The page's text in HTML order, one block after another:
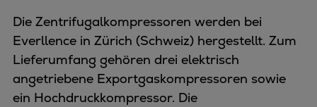
Die Zentrifugalkompressoren werden bei
Everllence in Zürich (Schweiz) hergestellt. Zum
Lieferumfang gehören drei elektrisch
angetriebene Exportgaskompressoren sowie
ein Hochdruckkompressor. Die